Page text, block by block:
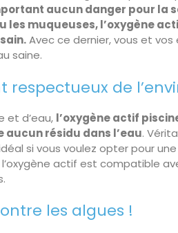
aucun danger pour la
les muqueuses, l’oxygène
Avec ce dernier, vous et
saine.
respectueux de
et d’eau, l’oxygène actif
aucun résidu dans l’eau.
si vous voulez opter pour
l’oxygène actif est compatible
les algues !